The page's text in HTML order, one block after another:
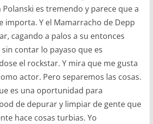
Polanski es tremendo y parece que a
importa. Y el Mamarracho de Depp
cagando a palos a su entonces
sin contar lo payaso que es
el rockstar. Y mira que me gusta
actor. Pero separemos las cosas.
es una oportunidad para
de depurar y limpiar de gente que
hace cosas turbias. Yo